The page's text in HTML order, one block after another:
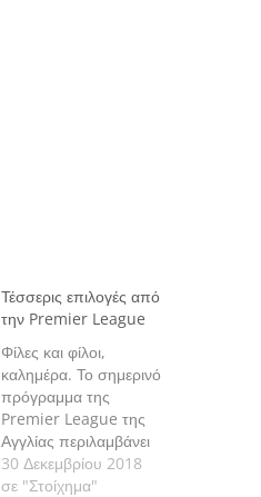
Τέσσερις επιλογές από
την Premier League
Φίλες και φίλοι,
καλημέρα. Το σημερινό
πρόγραμμα της
Premier League της
Αγγλίας περιλαμβάνει
τέσσερις αγώνες με
τους οποίους
30 Δεκεμβρίου 2018
σε "Στοίχημα"